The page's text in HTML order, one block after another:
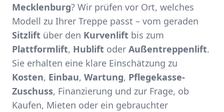
Mecklenburg? Wir prüfen vor Ort, welches
Modell zu Ihrer Treppe passt – vom geraden
Sitzlift über den Kurvenlift bis zum
Plattformlift, Hublift oder Außentreppenlift.
Sie erhalten eine klare Einschätzung zu
Kosten, Einbau, Wartung, Pflegekasse-
Zuschuss, Finanzierung und zur Frage, ob
Kaufen, Mieten oder ein gebrauchter